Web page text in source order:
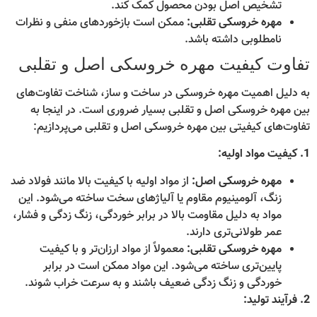
تشخیص اصل بودن محصول کمک کند.
مهره خروسکی تقلبی: ممکن است بازخوردهای منفی و نظرات
نامطلوبی داشته باشد.
تفاوت کیفیت مهره خروسکی اصل و تقلبی
به دلیل اهمیت مهره خروسکی در ساخت و ساز، شناخت تفاوت‌های
بین مهره خروسکی اصل و تقلبی بسیار ضروری است. در اینجا به
تفاوت‌های کیفیتی بین مهره خروسکی اصل و تقلبی می‌پردازیم:
1. کیفیت مواد اولیه:
مهره خروسکی اصل: از مواد اولیه با کیفیت بالا مانند فولاد ضد
زنگ، آلومینیوم مقاوم یا آلیاژهای سخت ساخته می‌شود. این
مواد به دلیل مقاومت بالا در برابر خوردگی، زنگ زدگی و فشار،
عمر طولانی‌تری دارند.
مهره خروسکی تقلبی: معمولاً از مواد ارزان‌تر و با کیفیت
پایین‌تری ساخته می‌شود. این مواد ممکن است در برابر
خوردگی و زنگ زدگی ضعیف باشند و به سرعت خراب شوند.
2. فرآیند تولید: